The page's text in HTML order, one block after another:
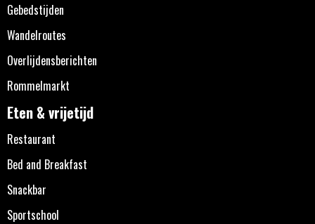
Gebedstijden
Wandelroutes
Overlijdensberichten
Rommelmarkt
Eten & vrijetijd
Restaurant
Bed and Breakfast
Snackbar
Sportschool